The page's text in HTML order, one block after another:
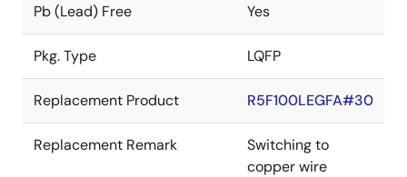
Pb (Lead) Free Yes
Pkg. Type LQFP
Replacement Product R5F100LEGFA#30
Replacement Remark
Switching to
copper wire